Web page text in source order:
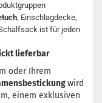
, Einschlagdecke,
ist für jeden
lieferbar
oder Ihrem
wird
einem exklusiven